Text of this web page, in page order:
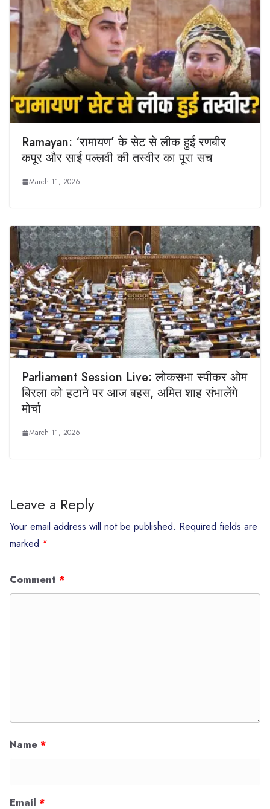
Ramayan: ‘रामायण’ के सेट से लीक हुई रणबीर
कपूर और साई पल्लवी की तस्वीर का पूरा सच
March 11, 2026
Parliament Session Live: लोकसभा स्‍पीकर ओम
बिरला को हटाने पर आज बहस, अमित शाह संभालेंगे
मोर्चा
March 11, 2026
Leave a Reply
Your email address will not be published. Required fields are
marked *
Comment *
Name *
Email *